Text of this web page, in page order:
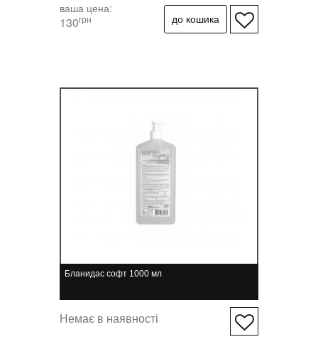
ваша цена:
130грн
Бланидас софт 1000 мл
Немає в наявності